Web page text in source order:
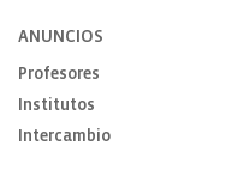
ANUNCIOS
Profesores
Institutos
Intercambio